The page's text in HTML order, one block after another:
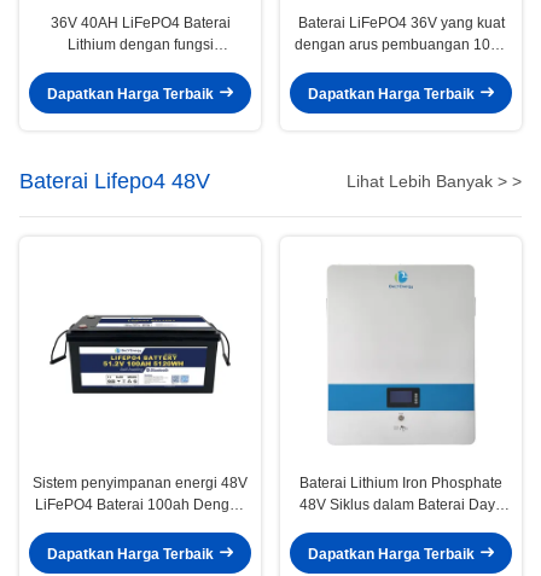
36V 40AH LiFePO4 Baterai
Lithium dengan fungsi
Carts
Dapatkan Harga Terbaik
Baterai LiFePO4 36V yang kuat
dengan arus pembuangan 100A
tinggi
Dapatkan Harga Terbaik
Baterai Lifepo4 48V Lihat Lebih Banyak > >
Sistem penyimpanan energi 48V
LiFePO4 Baterai 100ah Dengan
Bluetooth opsional
Dapatkan Harga Terbaik
Baterai Lithium Iron Phosphate
48V Siklus dalam Baterai Daya
Dapatkan Harga Terbaik